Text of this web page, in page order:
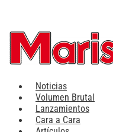
contenido
Noticias
Volumen Brutal
Lanzamientos
Cara a Cara